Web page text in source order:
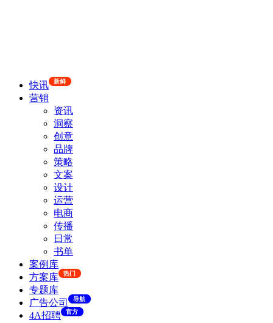
快讯 新鲜
营销
资讯
洞察
创意
品牌
策略
文案
设计
运营
电商
传播
日常
书单
案例库
方案库
热门
专题库
广告公司
导航
4A招聘 官方